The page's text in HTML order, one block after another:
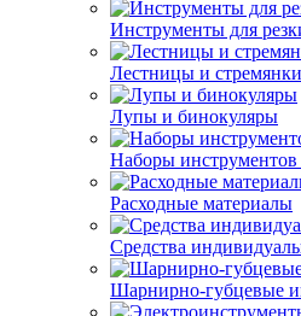
Инструменты для
Лестницы и стремянки
Лупы и бинокуляры
Наборы инструментов
Расходные материалы
Средства
Шарнирно-губцевые